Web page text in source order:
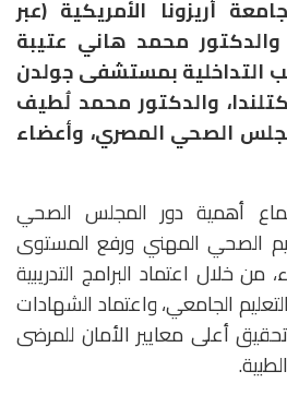
أريزونا الأمريكية (عبر
والدكتور محمد هاني عتيبة
التداخلية بمستشفى جولدن
والدكتور محمد لُطيف
الصحي المصري، وأعضاء
أهمية دور المجلس الصحي
الصحي المهني ورفع المستوى
من خلال اعتماد البرامج التدريبية
الجامعي، واعتماد الشهادات
أعلى معايير الأمان للمرضى